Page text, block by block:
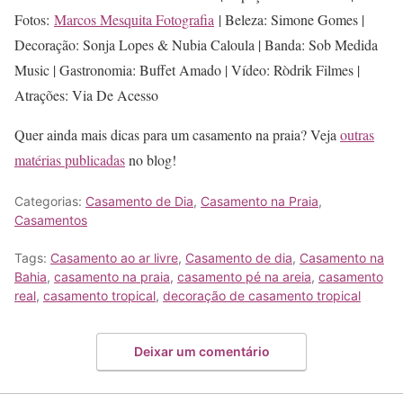
Fotos: Marcos Mesquita Fotografia | Beleza: Simone Gomes |
Decoração: Sonja Lopes & Nubia Caloula | Banda: Sob Medida
Music | Gastronomia: Buffet Amado | Vídeo: Ròdrik Filmes |
Atrações: Via De Acesso
Quer ainda mais dicas para um casamento na praia? Veja outras
matérias publicadasno blog!
Categorias: Casamento de Dia, Casamento na Praia,
Casamentos
Tags: Casamento ao ar livre, Casamento de dia, Casamento na
Bahia, casamento na praia, casamento pé na areia, casamento
real, casamento tropical, decoração de casamento tropical
Deixar um comentário